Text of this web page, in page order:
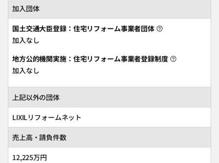
加入団体
国土交通大臣登録：住宅リフォーム事業者団体
加入なし
地方公的機関実施：住宅リフォーム事業者登録制度
加入なし
上記以外の団体
LIXILリフォームネット
売上高・請負件数
12,225万円